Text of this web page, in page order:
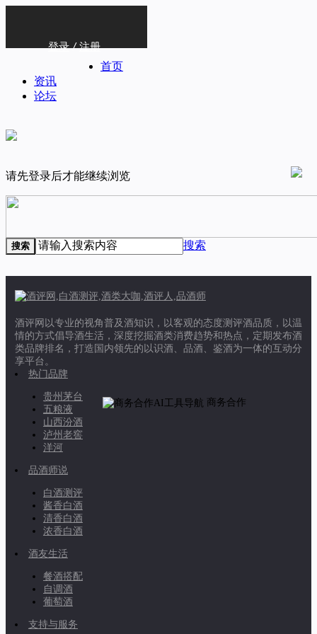
登录 / 注册
首页
资讯
论坛
请先登录后才能继续浏览
搜索 搜索
酒评网以专业的视角普及酒知识，以客观的态度测评酒品质，以温
情的方式倡导酒生活，深度挖掘酒类消费趋势和热点，定期发布酒
类品牌排名，打造国内领先的以识酒、品酒、鉴酒为一体的互动分
享平台。
热门品牌
贵州茅台
五粮液
山西汾酒
泸州老窖
洋河
品酒师说
白酒测评
酱香白酒
清香白酒
浓香白酒
酒友生活
餐酒搭配
自调酒
葡萄酒
支持与服务
商务合作